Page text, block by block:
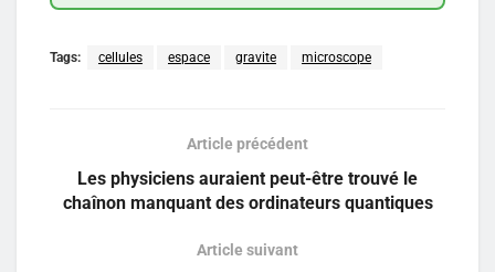
Tags: cellules espace gravite microscope
Article précédent
Les physiciens auraient peut-être trouvé le
chaînon manquant des ordinateurs quantiques
Article suivant